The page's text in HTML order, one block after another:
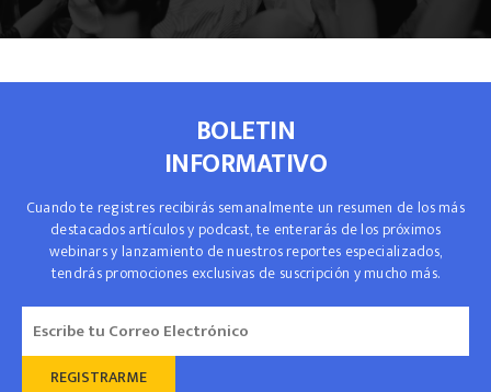
BOLETIN
INFORMATIVO
Cuando te registres recibirás semanalmente un resumen de los más
destacados artículos y podcast, te enterarás de los próximos
webinars y lanzamiento de nuestros reportes especializados,
tendrás promociones exclusivas de suscripción y mucho más.